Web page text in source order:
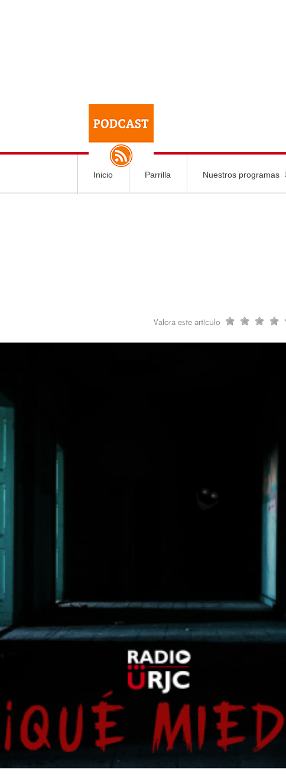
Inicio Parrilla Nuestros programas
Valora este artículo